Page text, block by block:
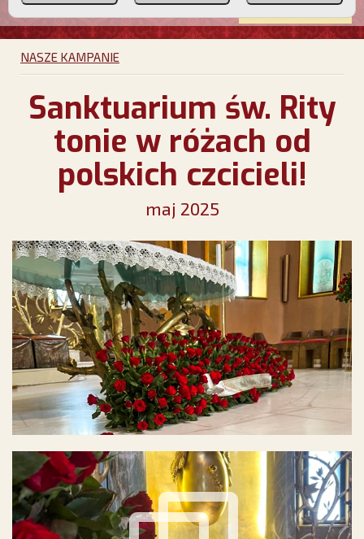
NAS
NASZE KAMPANIE
Sanktuarium św. Rity
tonie w różach od
polskich czcicieli!
maj 2025